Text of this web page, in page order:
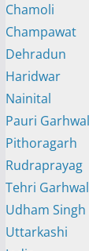
Chamoli
Champawat
Dehradun
Haridwar
Nainital
Pauri Garhwal
Pithoragarh
Rudraprayag
Tehri Garhwal
Udham
Uttarkashi